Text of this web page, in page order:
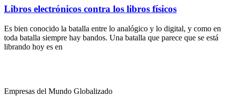
Libros electrónicos contra los libros físicos
Es bien conocido la batalla entre lo analógico y lo digital, y como en
toda batalla siempre hay bandos. Una batalla que parece que se está
librando hoy es en
Empresas del Mundo Globalizado